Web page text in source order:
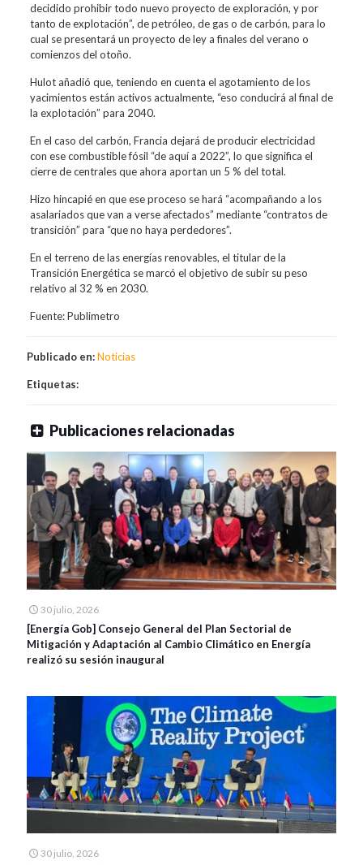
decidido prohibir todo nuevo proyecto de exploración, y por
tanto de explotación”, de petróleo, de gas o de carbón, para lo
cual se presentará un proyecto de ley a finales del verano o
comienzos del otoño.
Hulot añadió que, teniendo en cuenta el agotamiento de los
yacimientos están activos actualmente, “eso conducirá al final de
la explotación” para 2040.
En el caso del carbón, Francia dejará de producir electricidad
con ese combustible fósil “de aquí a 2022”, lo que significa el
cierre de centrales que ahora aportan un 5 % del total.
Hizo hincapié en que ese proceso se hará “acompañando a los
asalariados que van a verse afectados” mediante “contratos de
transición” para “que no haya perdedores”.
En el terreno de las energías renovables, el titular de la
Transición Energética se marcó el objetivo de subir su peso
relativo al 32 % en 2030.
Fuente: Publimetro
Publicado en:Noticias
Etiquetas:
Publicaciones relacionadas
30 julio, 2026
[Energía Gob] Consejo General del Plan Sectorial de
Mitigación y Adaptación al Cambio Climático en Energía
realizó su sesión inaugural
30 julio, 2026